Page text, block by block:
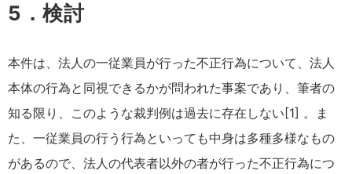
5．検討
本件は、法人の一従業員が行った不正行為について、法人
本体の行為と同視できるかが問われた事案であり、筆者の
知る限り、このような裁判例は過去に存在しない[1] 。ま
た、一従業員の行う行為といっても中身は多種多様なもの
があるので、法人の代表者以外の者が行った不正行為につ